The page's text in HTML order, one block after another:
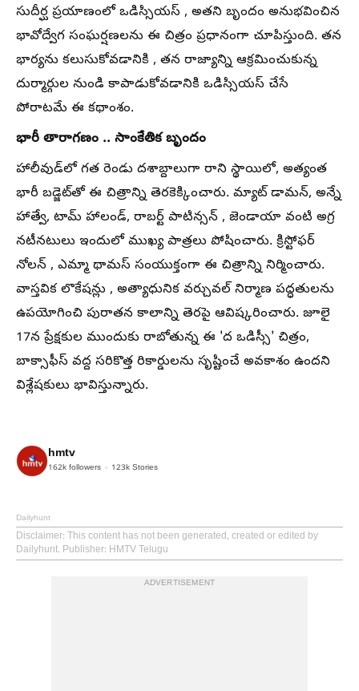
సుదీర్ఘ ప్రయాణంలో ఒడిస్సియస్ , అతని బృందం అనుభవించిన
భావోద్వేగ సంఘర్షణలను ఈ చిత్రం ప్రధానంగా చూపిస్తుంది. తన
భార్యను కలుసుకోవడానికి , తన రాజ్యాన్ని ఆక్రమించుకున్న
దుర్మార్గుల నుండి కాపాడుకోవడానికి ఒడిస్సియస్ చేసే
పోరాటమే ఈ కథాంశం.
భారీ తారాగణం .. సాంకేతిక బృందం
హాలీవుడ్‌లో గత రెండు దశాబ్దాలుగా రాని స్థాయిలో, అత్యంత
భారీ బడ్జెట్‌తో ఈ చిత్రాన్ని తెరకెక్కించారు. మ్యాట్ డామన్, అన్నే
హాత్వే, టామ్ హాలండ్, రాబర్ట్ పాటిన్సన్ , జెండాయా వంటి అగ్ర
నటీనటులు ఇందులో ముఖ్య పాత్రలు పోషించారు. క్రిస్టోఫర్
నోలన్ , ఎమ్మా థామస్ సంయుక్తంగా ఈ చిత్రాన్ని నిర్మించారు.
వాస్తవిక లొకేషన్లు , అత్యాధునిక వర్చువల్ నిర్మాణ పద్ధతులను
ఉపయోగించి పురాతన కాలాన్ని తెరపై ఆవిష్కరించారు. జూలై
17న ప్రేక్షకుల ముందుకు రాబోతున్న ఈ 'ద ఒడిస్సీ' చిత్రం,
బాక్సాఫీస్ వద్ద సరికొత్త రికార్డులను సృష్టించే అవకాశం ఉందని
విశ్లేషకులు భావిస్తున్నారు.
hmtv
162k followers 123k Stories
Dailyhunt
Disclaimer: This content has not been generated, created or edited by
Dailyhunt. Publisher: HMTV Telugu
ADVERTISEMENT